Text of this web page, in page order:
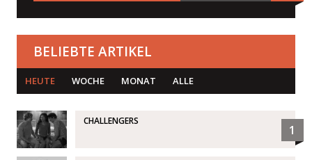
BELIEBTE ARTIKEL
HEUTE WOCHE MONAT ALLE
CHALLENGERS
1